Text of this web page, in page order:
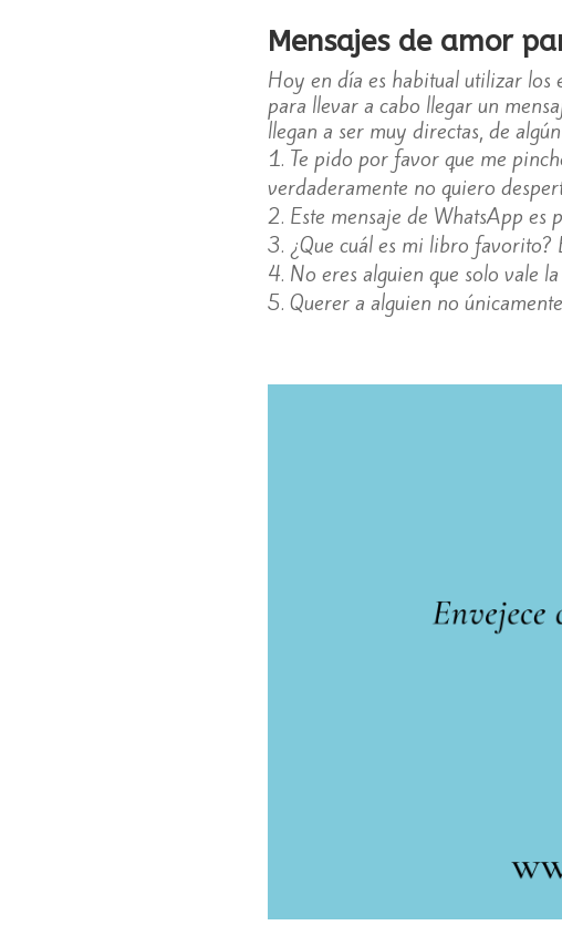
Mensajes de amor
Hoy en día es habitual utilizar los
para llevar a cabo llegar un
llegan a ser muy directas, de
Te pido por favor que me
verdaderamente no quiero
Este mensaje de WhatsApp es
¿Que cuál es mi libro favorito?
No eres alguien que solo vale
Querer a alguien no